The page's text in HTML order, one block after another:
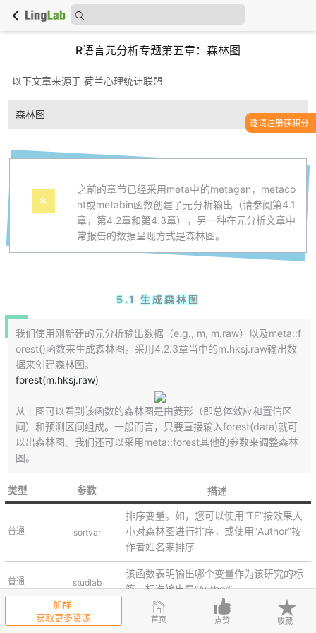
R语言元分析专题第五章：森林图
以下文章来源于 荷兰心理统计联盟
森林图
＊
之前的章节已经采用meta中的metagen，metaco
nt或metabin函数创建了元分析输出（请参阅第4.1
章，第4.2章和第4.3章），另一种在元分析文章中
常报告的数据呈现方式是森林图。
5.1 生成森林图
我们使用刚新建的元分析输出数据（e.g., m, m.raw）以及meta::f
orest()函数来生成森林图。采用4.2.3章当中的m.hksj.raw输出数
据来创建森林图。
forest(m.hksj.raw)
从上图可以看到该函数的森林图是由菱形（即总体效应和置信区
间）和预测区间组成。一般而言，只要直接输入forest(data)就可
以出森林图。我们还可以采用meta::forest其他的参数来调整森林
图。
类型 参数 描述
普通 sortvar
排序变量。如，您可以使用“TE”按效果大
小对森林图进行排序，或使用“Author”按
作者姓名来排序
普通 studlab
该函数表明输出哪个变量作为该研究的标
签。标准输出是“Author”
comb.fixed
是否绘制固定效应评估。（TRUE/FALS
邀请注册获积分
加群
获取更多资源
首页 点赞 收藏